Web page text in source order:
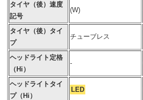
タイヤ（後）速度
記号
(W)
タイヤ（後）タイ
プ
チューブレス
ヘッドライト定格
（Hi）
-
ヘッドライトタイ
プ（Hi）
LED